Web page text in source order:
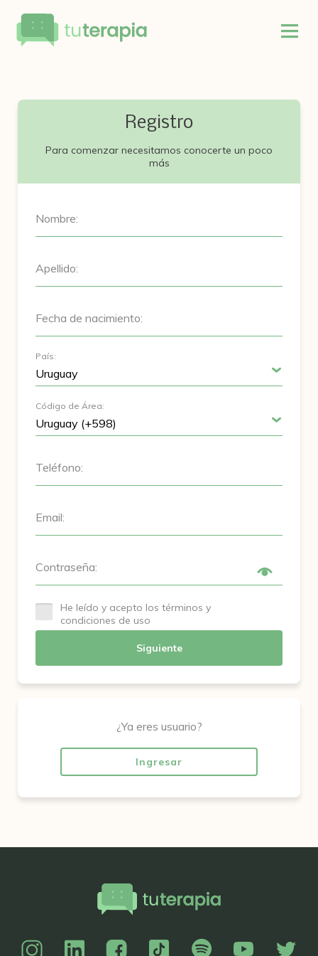
Registro
Para comenzar necesitamos conocerte un poco
más
Nombre:
Apellido:
Fecha de nacimiento:
País:
Código de Área:
Teléfono:
Email:
Contraseña:
He leído y acepto los términos y
condiciones de uso
Siguiente
¿Ya eres usuario?
Ingresar